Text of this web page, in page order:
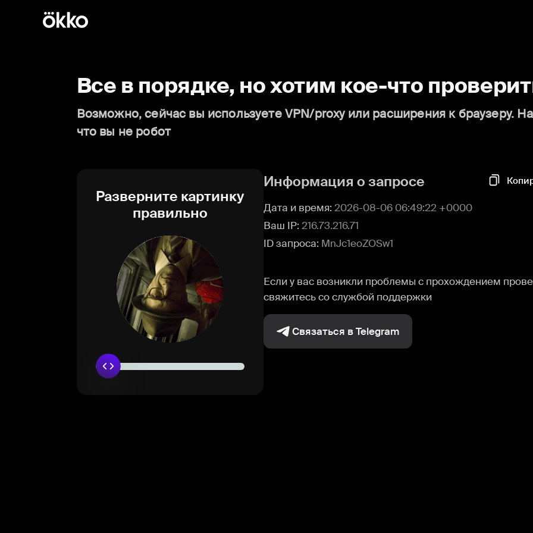
Все в порядке, но хотим кое-что
Возможно, сейчас вы используете VPN/proxy или расширения к браузеру.
что вы не робот
Разверните картинку
правильно
Информация о запросе
Дата и время: 2026-08-06 06:49:22 +0000
Ваш IP: 216.73.216.71
ID запроса: MnJc1eoZOSw1
Если у вас возникли проблемы с прохождением
свяжитесь со службой поддержки
Связаться в Telegram